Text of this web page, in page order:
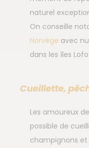
naturel
On conseille
Norvège avec
dans les îles
Cueillette,
Les amoureux
possible de
champignons et